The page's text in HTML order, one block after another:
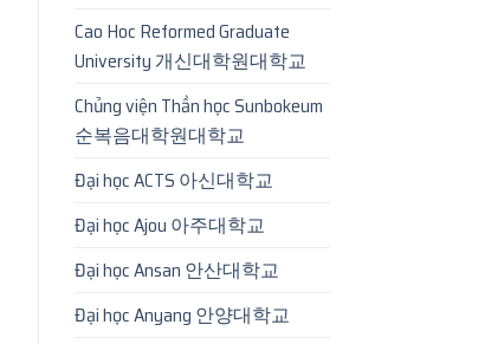
Cao Hoc Reformed Graduate
University 개신대학원대학교
Chủng viện Thần học Sunbokeum
순복음대학원대학교
Đại học ACTS 아신대학교
Đại học Ajou 아주대학교
Đại học Ansan 안산대학교
Đại học Anyang 안양대학교